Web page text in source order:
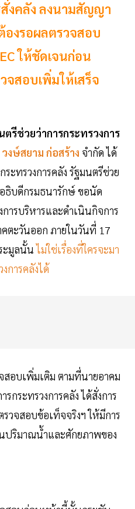
งคลัง ลงนามสัญญา
องรอผลตรวจสอบ
ให้ชัดเจนก่อน
จสอบเพิ่มให้เสร็จ
ช่วยว่าการกระทรวงการ
วงษ์สยาม ก่อสร้าง จำกัด ได้
ะทรวงการคลัง รัฐมนตรีช่วย
อธิบดีกรมธนารักษ์ ขอนัด
ารบริหารและดำเนินกิจการ
ตะวันออก ภายในวันที่ 17
ะมูลนั้นไม่ใช่เรื่องที่ใครจะมา
การคลังได้
สอบเพิ่มเติม ตามที่นายอาคม
กระทรวงการคลัง ได้สั่งการ
วจสอบข้อเท็จจริงฯ ให้มีการ
ปริมาณน้ำและศักยภาพของ